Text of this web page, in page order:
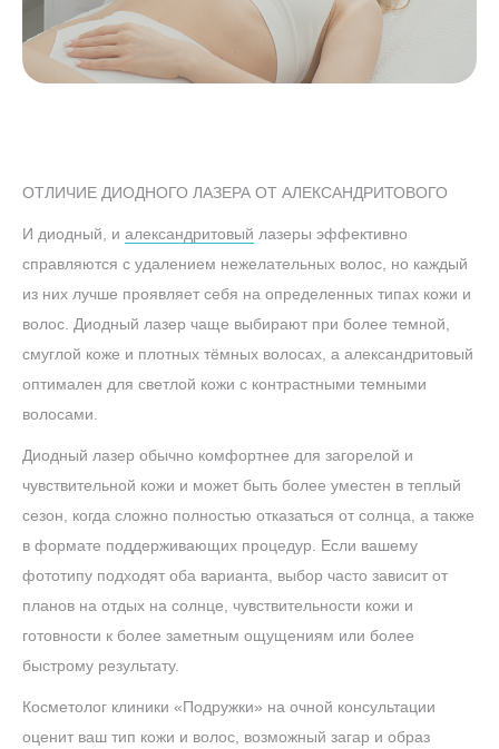
ОТЛИЧИЕ ДИОДНОГО ЛАЗЕРА ОТ АЛЕКСАНДРИТОВОГО
И диодный, и александритовый лазеры эффективно
справляются с удалением нежелательных волос, но каждый
из них лучше проявляет себя на определенных типах кожи и
волос. Диодный лазер чаще выбирают при более темной,
смуглой коже и плотных тёмных волосах, а александритовый
оптимален для светлой кожи с контрастными темными
волосами.
Диодный лазер обычно комфортнее для загорелой и
чувствительной кожи и может быть более уместен в теплый
сезон, когда сложно полностью отказаться от солнца, а также
в формате поддерживающих процедур. Если вашему
фототипу подходят оба варианта, выбор часто зависит от
планов на отдых на солнце, чувствительности кожи и
готовности к более заметным ощущениям или более
быстрому результату.
Косметолог клиники «Подружки» на очной консультации
оценит ваш тип кожи и волос, возможный загар и образ